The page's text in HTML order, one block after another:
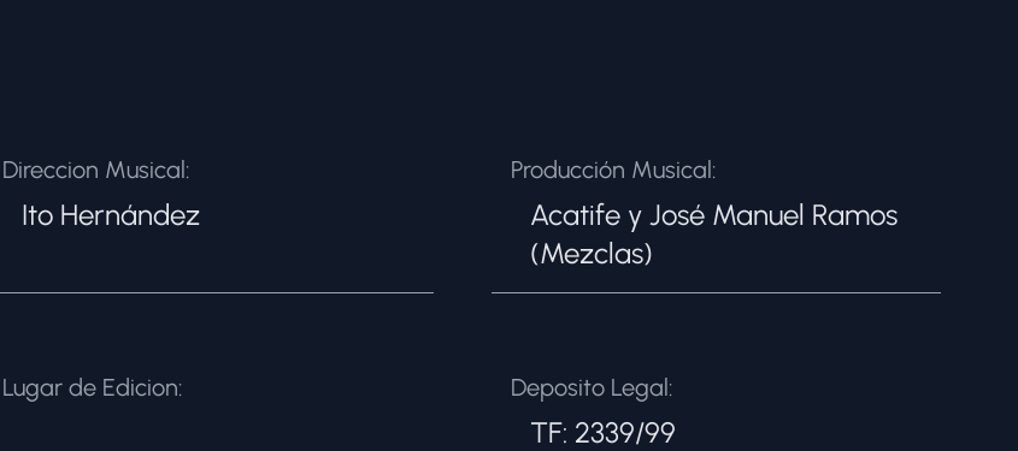
Direccion Musical:
Ito Hernández
Producción Musical:
Acatife y José Manuel Ramos
(Mezclas)
Lugar de Edicion: Deposito Legal:
TF: 2339/99